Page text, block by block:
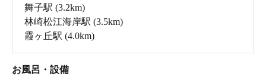
舞子駅 (3.2km)
林崎松江海岸駅 (3.5km)
霞ヶ丘駅 (4.0km)
お風呂・設備